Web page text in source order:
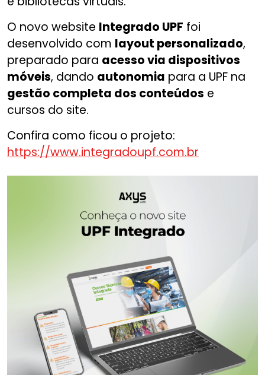
O novo website Integrado UPF foi
desenvolvido com layout personalizado,
preparado para acesso via dispositivos
móveis, dando autonomia para a UPF na
gestão completa dos conteúdos e
cursos do site.
Confira como ficou o projeto:
https://www.integradoupf.com.br